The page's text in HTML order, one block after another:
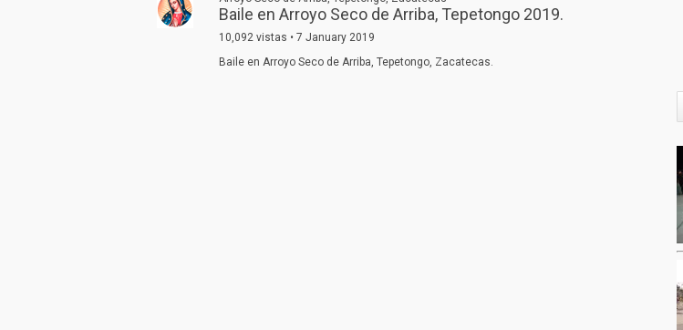
Baile en Arroyo Seco de Arriba, Tepetongo 2019.
10,092 vistas • 7 January 2019
Baile en Arroyo Seco de Arriba, Tepetongo, Zacatecas.